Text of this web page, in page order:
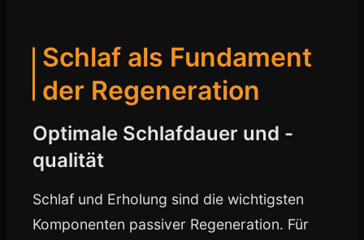
Schlaf als Fundament
der Regeneration
Optimale Schlafdauer und -
qualität
Schlaf und Erholung sind die wichtigsten
Komponenten passiver Regeneration. Für